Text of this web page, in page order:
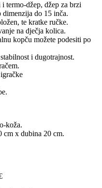
termo-džep, džep za brzi
do 15 inča.
te kratke ručke.
na dječja kolica.
kopču možete podesiti po
i dugotrajnost.
koža.
cm x dubina 20 cm.